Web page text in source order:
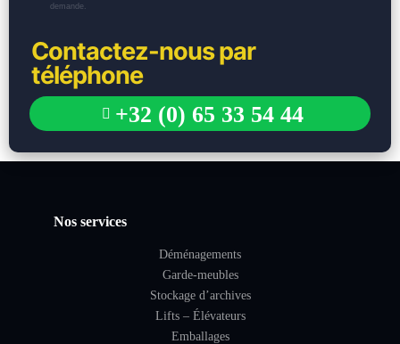
demande.
Contactez-nous par
téléphone
+32 (0) 65 33 54 44
Nos services
Déménagements
Garde-meubles
Stockage d’archives
Lifts – Élévateurs
Emballages